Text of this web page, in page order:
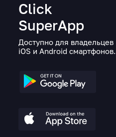
Click
SuperApp
Доступно для владельцев
iOS и Android смартфонов.